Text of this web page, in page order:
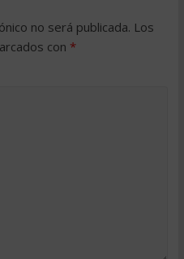
no será publicada. Los
con *